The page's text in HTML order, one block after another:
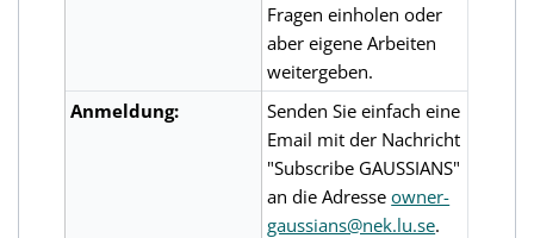
Fragen einholen oder
aber eigene Arbeiten
weitergeben.
Anmeldung:
Senden Sie einfach eine
Email mit der Nachricht
"Subscribe GAUSSIANS"
an die Adresseowner-
gaussians@nek.lu.se.